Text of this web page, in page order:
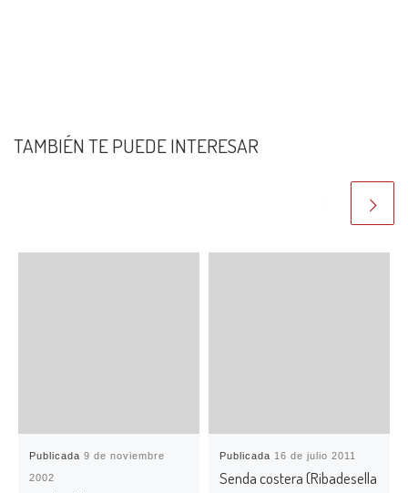
TAMBIÉN TE PUEDE INTERESAR
Publicada9 de noviembre
2002
Publicada 16 de julio 2011
Senda costera (Ribadesella